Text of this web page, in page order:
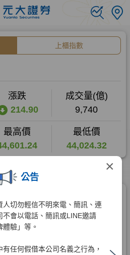
×
公告
人切勿輕信不明來電、簡訊、連
不會以電話、簡訊或LINE邀請
體驗」等。
任何假借本公司名義之行為，